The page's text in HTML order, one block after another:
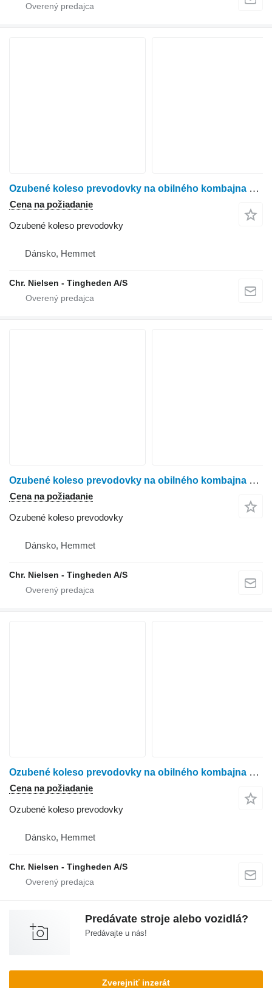
Ozubené koleso prevodovky na obilného kombajna Massey Ferguson 645
Cena na požiadanie
Ozubené koleso prevodovky
Dánsko, Hemmet
Chr. Nielsen - Tingheden A/S
Ozubené koleso prevodovky na obilného kombajna Massey Ferguson 645
Cena na požiadanie
Ozubené koleso prevodovky
Dánsko, Hemmet
Chr. Nielsen - Tingheden A/S
Ozubené koleso prevodovky na obilného kombajna Massey Ferguson 645
Cena na požiadanie
Ozubené koleso prevodovky
Dánsko, Hemmet
Chr. Nielsen - Tingheden A/S
Predávate stroje alebo vozidlá?
Predávajte u nás!
Zverejniť inzerát